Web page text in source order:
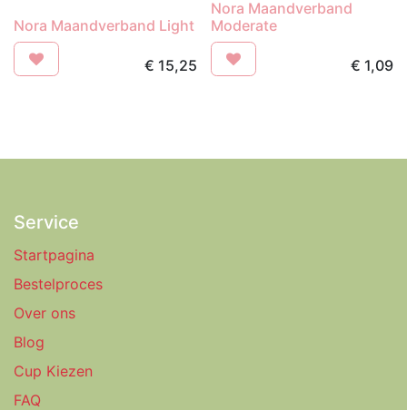
Nora Maandverband Light
€ 15,25
Nora Maandverband
Moderate
€ 1,09
Service
Startpagina
Bestelproces
Over ons
Blog
Cup Kiezen
FAQ